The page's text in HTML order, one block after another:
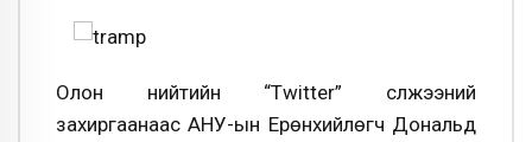
Олон нийтийн “Twitter” сүлжээний
захиргаанаас АНУ-ын Ерөнхийлөгч Дональд